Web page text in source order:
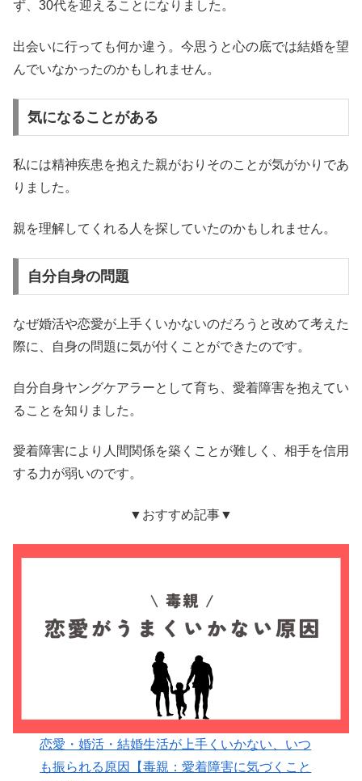
ず、30代を迎えることになりました。
出会いに行っても何か違う。今思うと心の底では結婚を望
んでいなかったのかもしれません。
気になることがある
私には精神疾患を抱えた親がおりそのことが気がかりであ
りました。
親を理解してくれる人を探していたのかもしれません。
自分自身の問題
なぜ婚活や恋愛が上手くいかないのだろうと改めて考えた
際に、自身の問題に気が付くことができたのです。
自分自身ヤングケアラーとして育ち、愛着障害を抱えてい
ることを知りました。
愛着障害により人間関係を築くことが難しく、相手を信用
する力が弱いのです。
▼おすすめ記事▼
恋愛・婚活・結婚生活が上手くいかない、いつ
も振られる原因【毒親：愛着障害に気づくこと